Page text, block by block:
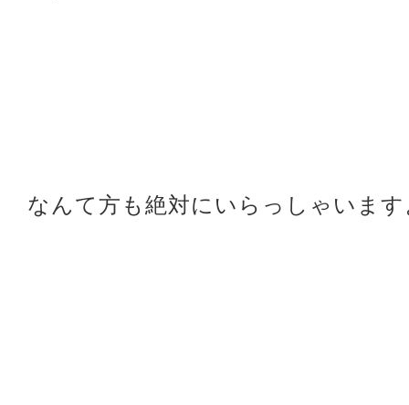
なんて方も絶対にいらっしゃいま